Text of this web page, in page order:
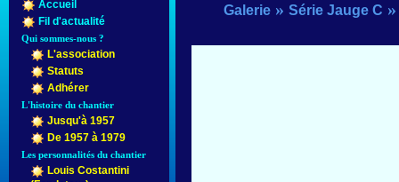
Accueil
Fil d'actualité
Qui sommes-nous ?
L'association
Statuts
Adhérer
L'histoire du chantier
Jusqu'à 1957
De 1957 à 1979
Les personnalités du chantier
Louis Costantini
Galerie» Série Jauge C